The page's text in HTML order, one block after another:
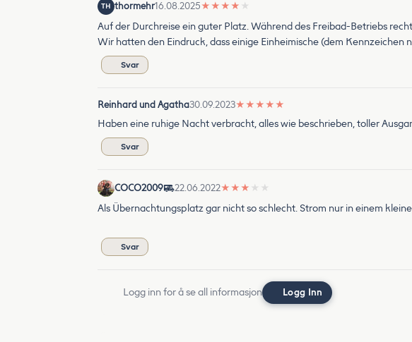
TH thormehr16.08.2025★ ★ ★ ★ ★
Auf der Durchreise ein guter Platz. Während des Freibad-Betriebs
Wir hatten den Eindruck, dass einige Einheimische (dem
Svar
Reinhard und Agatha30.09.2023★ ★ ★ ★ ★
Haben eine ruhige Nacht verbracht, alles wie beschrieben, toller
Svar
COCO2009 22.06.2022★ ★ ★ ★ ★
Als Übernachtungsplatz gar nicht so schlecht. Strom nur in einem
Svar
Logg inn for å se all informasjon Logg Inn